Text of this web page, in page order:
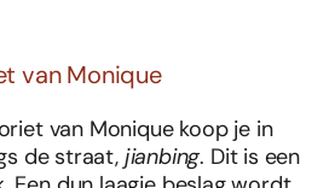
van Monique
van Monique koop je in
de straat, jianbing. Dit is een